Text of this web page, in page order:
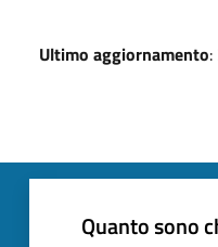
Ultimo aggiornamento
Quanto sono